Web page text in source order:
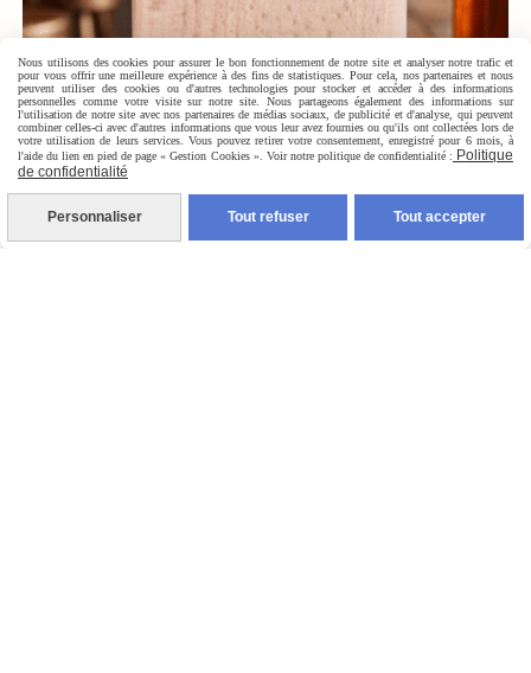
Nous utilisons des cookies pour assurer le bon fonctionnement de notre site et analyser notre trafic et
pour vous offrir une meilleure expérience à des fins de statistiques. Pour cela, nos partenaires et nous
peuvent utiliser des cookies ou d'autres technologies pour stocker et accéder à des informations
personnelles comme votre visite sur notre site. Nous partageons également des informations sur
l'utilisation de notre site avec nos partenaires de médias sociaux, de publicité et d'analyse, qui peuvent
combiner celles-ci avec d'autres informations que vous leur avez fournies ou qu'ils ont collectées lors de
votre utilisation de leurs services. Vous pouvez retirer votre consentement, enregistré pour 6 mois, à
l'aide du lien en pied de page « Gestion Cookies ». Voir notre politique de confidentialité : Politique
de confidentialité
Personnaliser Tout refuser Tout accepter